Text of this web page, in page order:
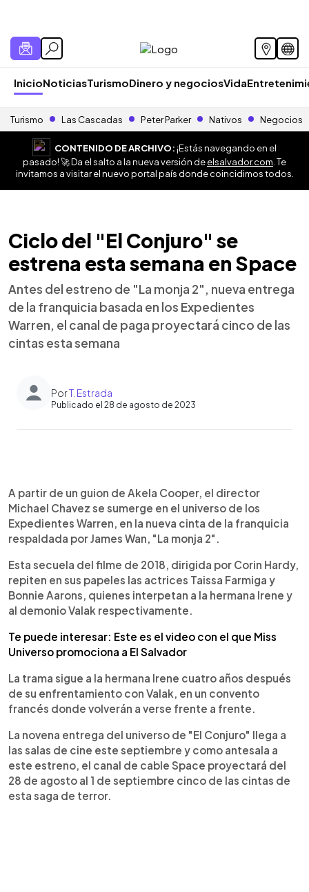
InicioNoticiasTurismoDinero y negociosVida
Turismo Las Cascadas Peter Parker Nativos Negocios
CONTENIDO DE ARCHIVO:¡Estás navegando en el
pasado! 🚀 Da el salto a la nueva versión deelsalvador.com . Te
invitamos a visitar el nuevo portal país donde coincidimos todos.
Ciclo del "El Conjuro" se
estrena esta semana en Space
Antes del estreno de "La monja 2", nueva entrega
de la franquicia basada en los Expedientes
Warren, el canal de paga proyectará cinco de las
cintas esta semana
PorT. Estrada
Publicado el 28 de agosto de 2023
► Escuchar artículo
A partir de un guion de Akela Cooper, el director
Michael Chavez se sumerge en el universo de los
Expedientes Warren, en la nueva cinta de la franquicia
respaldada por James Wan, "La monja 2".
Esta secuela del filme de 2018, dirigida por Corin Hardy,
repiten en sus papeles las actrices Taissa Farmiga y
Bonnie Aarons, quienes interpetan a la hermana Irene y
al demonio Valak respectivamente.
Te puede interesar: Este es el video con el que Miss
Universo promociona a El Salvador
La trama sigue a la hermana Irene cuatro años después
de su enfrentamiento con Valak, en un convento
francés donde volverán a verse frente a frente.
La novena entrega del universo de "El Conjuro" llega a
las salas de cine este septiembre y como antesala a
este estreno, el canal de cable Space proyectará del
28 de agosto al 1 de septiembre cinco de las cintas de
esta saga de terror.